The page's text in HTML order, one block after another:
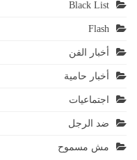
Black List
Flash
أخبار الفن
أخبار حامية
اجتماعيات
ضد الرجل
مش مسموح